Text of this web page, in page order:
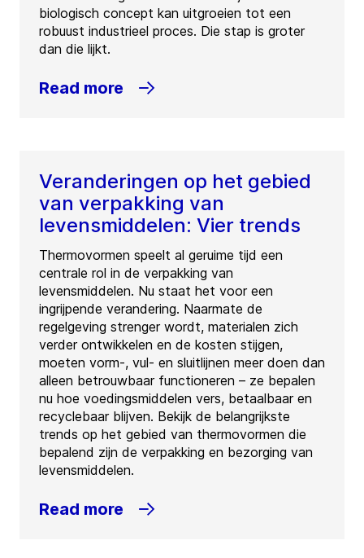
biologisch concept kan uitgroeien tot een
robuust industrieel proces. Die stap is groter
dan die lijkt.
Read more
Veranderingen op het gebied
van verpakking van
levensmiddelen: Vier trends
Thermovormen speelt al geruime tijd een
centrale rol in de verpakking van
levensmiddelen. Nu staat het voor een
ingrijpende verandering. Naarmate de
regelgeving strenger wordt, materialen zich
verder ontwikkelen en de kosten stijgen,
moeten vorm-, vul- en sluitlijnen meer doen dan
alleen betrouwbaar functioneren – ze bepalen
nu hoe voedingsmiddelen vers, betaalbaar en
recyclebaar blijven. Bekijk de belangrijkste
trends op het gebied van thermovormen die
bepalend zijn de verpakking en bezorging van
levensmiddelen.
Read more